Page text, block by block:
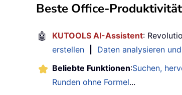
Beste Office-
🤖 KUTOOLS AI-Assistent:
erstellen
Daten analysieren
Beliebte Funktionen:Suchen,
Runden ohne Formel...